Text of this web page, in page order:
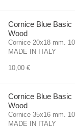
Cornice Blue Basic
Wood
Cornice 20x18 mm.
MADE IN ITALY
10,00 €
Cornice Blue Basic
Wood
Cornice 35x16 mm.
MADE IN ITALY